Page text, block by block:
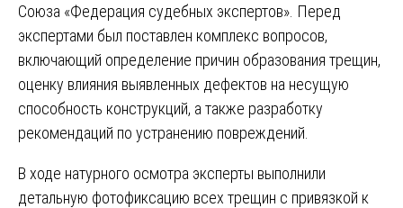
Союза «Федерация судебных экспертов». Перед
экспертами был поставлен комплекс вопросов,
включающий определение причин образования трещин,
оценку влияния выявленных дефектов на несущую
способность конструкций, а также разработку
рекомендаций по устранению повреждений.
В ходе натурного осмотра эксперты выполнили
детальную фотофиксацию всех трещин с привязкой к